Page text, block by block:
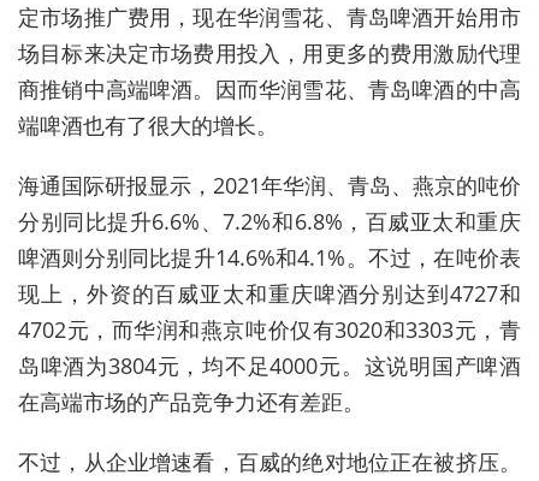
定市场推广费用，现在华润雪花、青岛啤酒开始用市
场目标来决定市场费用投入，用更多的费用激励代理
商推销中高端啤酒。因而华润雪花、青岛啤酒的中高
端啤酒也有了很大的增长。
海通国际研报显示，2021年华润、青岛、燕京的吨价
分别同比提升6.6%、7.2%和6.8%，百威亚太和重庆
啤酒则分别同比提升14.6%和4.1%。不过，在吨价表
现上，外资的百威亚太和重庆啤酒分别达到4727和
4702元，而华润和燕京吨价仅有3020和3303元，青
岛啤酒为3804元，均不足4000元。这说明国产啤酒
在高端市场的产品竞争力还有差距。
不过，从企业增速看，百威的绝对地位正在被挤压。